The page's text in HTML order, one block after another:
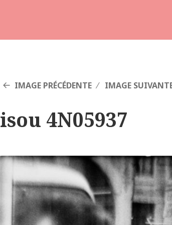
IMAGE PRÉCÉDENTE IMAGE
isou 4N05937